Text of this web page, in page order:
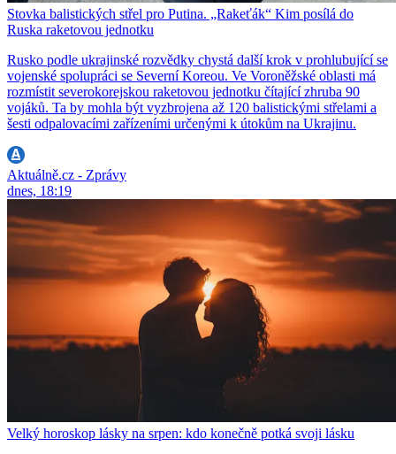
Stovka balistických střel pro Putina. „Rakeťák“ Kim posílá do
Ruska raketovou jednotku
Rusko podle ukrajinské rozvědky chystá další krok v prohlubující se
vojenské spolupráci se Severní Koreou. Ve Voroněžské oblasti má
rozmístit severokorejskou raketovou jednotku čítající zhruba 90
vojáků. Ta by mohla být vyzbrojena až 120 balistickými střelami a
šesti odpalovacími zařízeními určenými k útokům na Ukrajinu.
Aktuálně.cz - Zprávy
dnes, 18:19
Velký horoskop lásky na srpen: kdo konečně potká svoji lásku